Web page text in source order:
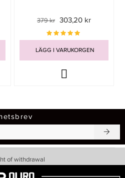
379 kr 303,20 kr
LÄGG I VARUKORGEN
of withdrawal